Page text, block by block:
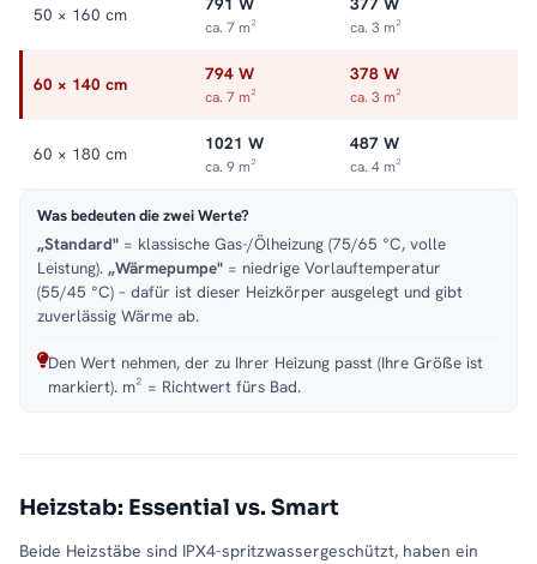
50 × 160 cm
ca. 7 m² ca. 3 m²
60 × 140 cm 794 W
ca. 7 m²
378 W
ca. 3 m²
60 × 180 cm 1021 W
ca. 9 m²
487 W
ca. 4 m²
Was bedeuten die zwei Werte?
„Standard" = klassische Gas-/Ölheizung (75/65 °C, volle
Leistung). „Wärmepumpe" = niedrige Vorlauftemperatur
(55/45 °C) – dafür ist dieser Heizkörper ausgelegt und gibt
zuverlässig Wärme ab.
Den Wert nehmen, der zu Ihrer Heizung passt (Ihre Größe ist
markiert). m² = Richtwert fürs Bad.
Heizstab: Essential vs. Smart
Beide Heizstäbe sind IPX4-spritzwassergeschützt, haben ein